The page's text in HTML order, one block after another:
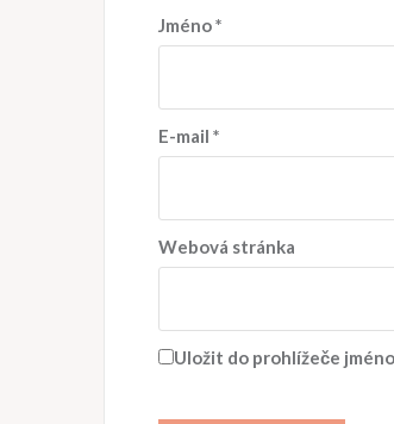
Jméno*
E-mail *
Webová stránka
Uložit do prohlížeče